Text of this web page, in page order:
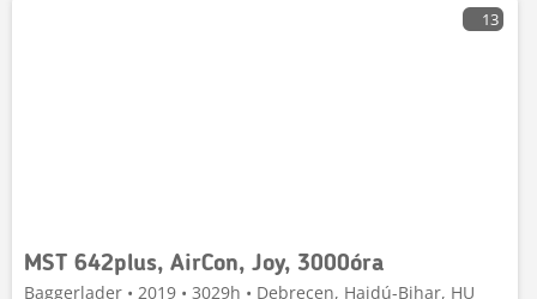
13
MST 642plus, AirCon, Joy, 3000óra
Baggerlader • 2019 • 3029h • Debrecen, Hajdú-Bihar, HU